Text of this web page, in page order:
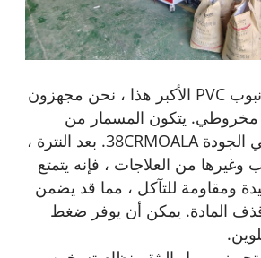
- المسمار: لإنتاج أنبوب PVC الأكبر هذا ، نحن مجهزون
ببثق SJSZ92/188 مخروطي. يتكون المسمار من
الصلب سبيكة عالي الجودة 38CRMOALA. بعد النترة ،
وغيرها من العلاجات ، فإنه يتمتع
ومقاومة للتآكل ، مما قد يضمن
المادة. يمكن أن يوفر ضغط